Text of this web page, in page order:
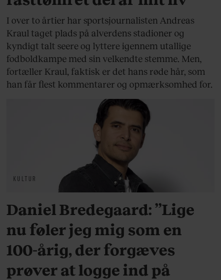
I over to årtier har sportsjournalisten Andreas
Kraul taget plads på alverdens stadioner og
kyndigt talt seere og lyttere igennem utallige
fodboldkampe med sin velkendte stemme. Men,
fortæller Kraul, faktisk er det hans røde hår, som
han får flest kommentarer og opmærksomhed for.
KULTUR
Daniel Bredegaard: ”Lige
nu føler jeg mig som en
100-årig, der forgæves
prøver at logge ind på